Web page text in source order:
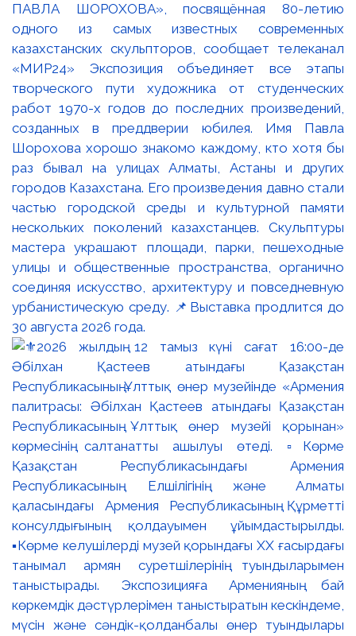
ПАВЛА ШОРОХОВА», посвящённая 80-летию
одного из самых известных современных
казахстанских скульпторов, сообщает телеканал
«МИР24» Экспозиция объединяет все этапы
творческого пути художника от студенческих
работ 1970-х годов до последних произведений,
созданных в преддверии юбилея. Имя Павла
Шорохова хорошо знакомо каждому, кто хотя бы
раз бывал на улицах Алматы, Астаны и других
городов Казахстана. Его произведения давно стали
частью городской среды и культурной памяти
нескольких поколений казахстанцев. Скульптуры
мастера украшают площади, парки, пешеходные
улицы и общественные пространства, органично
соединяя искусство, архитектуру и повседневную
урбанистическую среду. 📌Выставка продлится до
30 августа 2026 года.